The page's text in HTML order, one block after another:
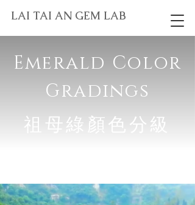
LAI TAI AN GEM LAB
Emerald Color
Gradings
祖母綠顏色分級